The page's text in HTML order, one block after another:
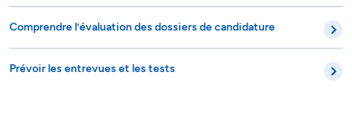
Comprendre l’évaluation des dossiers de candidature
Prévoir les entrevues et les tests